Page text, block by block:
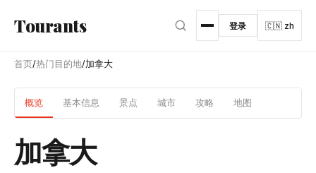
Tourants 登录 🇨🇳 zh
首页/热门目的地/加拿大
概览 基本信息 景点 城市 攻略 地图
加拿大